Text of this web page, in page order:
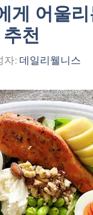
게 어울
천
자: 데일리웰니스